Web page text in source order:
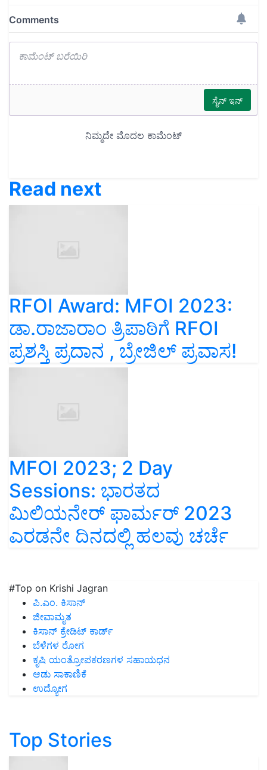
Read next
RFOI Award: MFOI 2023:
ಡಾ.ರಾಜಾರಾಂ ತ್ರಿಪಾಠಿಗೆ RFOI
ಪ್ರಶಸ್ತಿ ಪ್ರದಾನ , ಬ್ರೇಜಿಲ್‌ ಪ್ರವಾಸ!
MFOI 2023; 2 Day
Sessions: ಭಾರತದ
ಮಿಲಿಯನೇರ್ ಫಾರ್ಮರ್ 2023
ಎರಡನೇ ದಿನದಲ್ಲಿ ಹಲವು ಚರ್ಚೆ
#Top on Krishi Jagran
ಪಿ.ಎಂ. ಕಿಸಾನ್
ಜೀವಾಮೃತ
ಕಿಸಾನ್ ಕ್ರೇಡಿಟ್ ಕಾರ್ಡ್
ಬೆಳೆಗಳ ರೋಗ
ಕೃಷಿ ಯಂತ್ರೋಪಕರಣಗಳ ಸಹಾಯಧನ
ಆಡು ಸಾಕಾಣಿಕೆ
ಉದ್ಯೋಗ
Top Stories